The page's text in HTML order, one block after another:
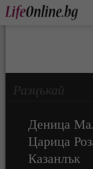
Разцъкай
Деница
Царица
Казанлък